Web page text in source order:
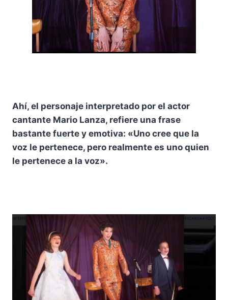
Ahí, el personaje interpretado por el actor
cantante Mario Lanza, refiere una frase
bastante fuerte y emotiva: «Uno cree que la
voz le pertenece, pero realmente es uno quien
le pertenece a la voz».